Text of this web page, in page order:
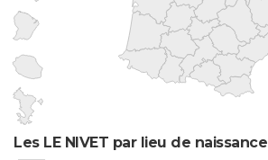
Les LE NIVET par lieu de naissance